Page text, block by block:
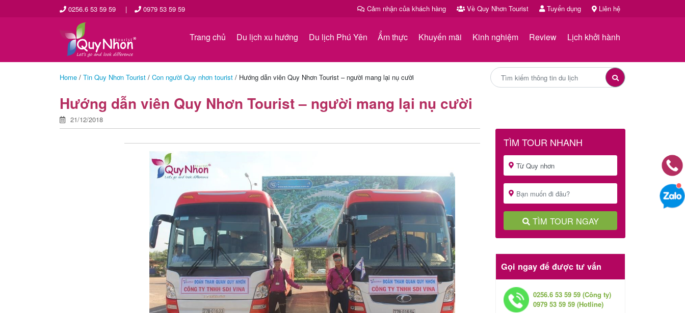
0256.6 53 59 59 | 0979 53 59 59 Cảm nhận của khách hàng Về Quy Nhơn Tourist Tuyển dụng Liên hệ
Trang chủ Du lịch xu hướng Du lịch Phú Yên Ẩm thực Khuyến mãi Kinh nghiệm Review Lịch khởi hành
Home / Tin Quy Nhơn Tourist / Con người Quy nhơn tourist / Hướng dẫn viên Quy Nhơn Tourist – người mang lại nụ cười
Hướng dẫn viên Quy Nhơn Tourist – người mang lại nụ cười
21/12/2018
TÌM TOUR NHANH
TÌM TOUR NGAY
Gọi ngay để được tư vấn
0256.6 53 59 59 (Công ty)
0979 53 59 59 (Hotline)